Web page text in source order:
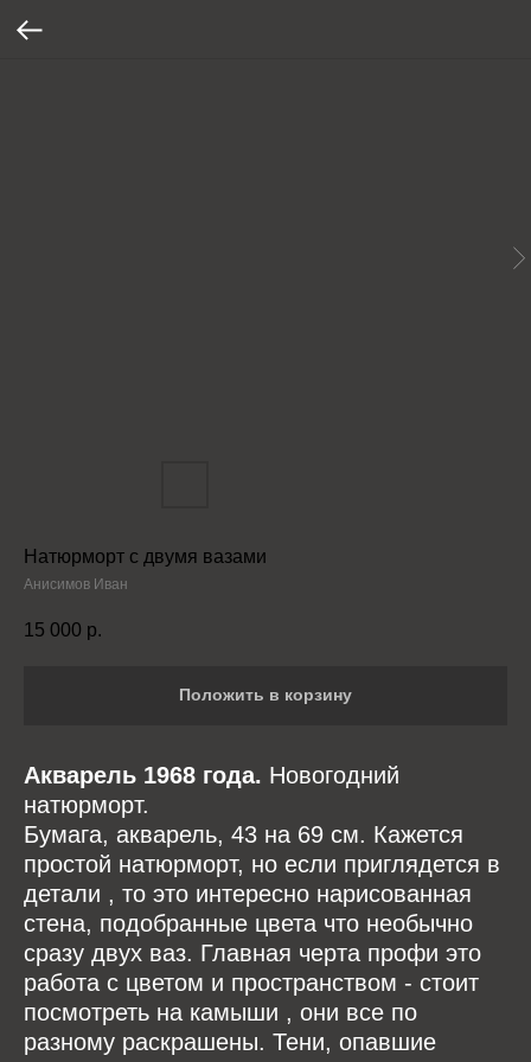
Натюрморт с двумя вазами
Анисимов Иван
15 000 р.
Положить в корзину
Акварель 1968 года. Новогодний
натюрморт.
Бумага, акварель, 43 на 69 см. Кажется
простой натюрморт, но если приглядется в
детали , то это интересно нарисованная
стена, подобранные цвета что необычно
сразу двух ваз. Главная черта профи это
работа с цветом и пространством - стоит
посмотреть на камыши , они все по
разному раскрашены. Тени, опавшие